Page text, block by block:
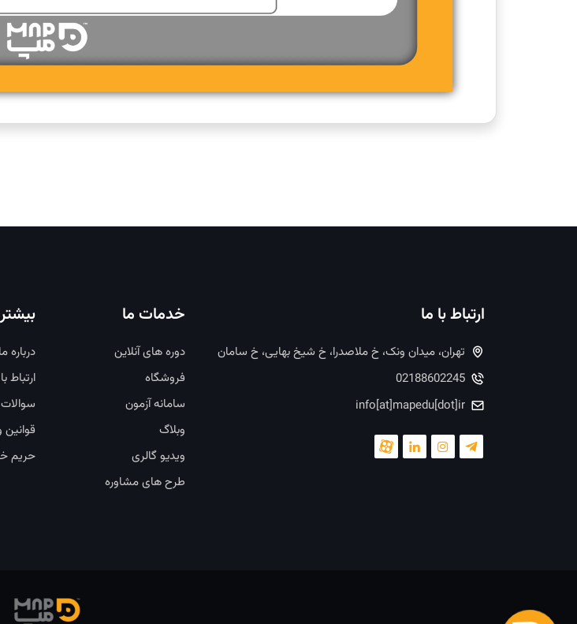
ارتباط با ما
تهران، میدان ونک، خ ملاصدرا، خ شیخ بهایی، خ سامان
02188602245
info[at]mapedu[dot]ir
خدمات ما
دوره های آنلاین
فروشگاه
سامانه آزمون
وبلاگ
ویدیو گالری
طرح های مشاوره
درباره ما
ارتباط
حریم